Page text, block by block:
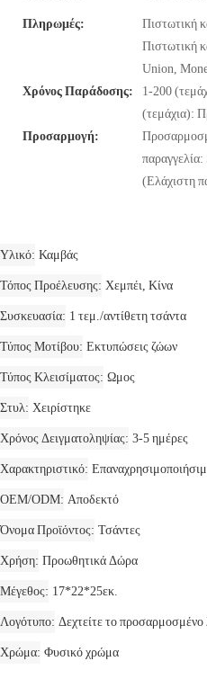
Πληρωμές:
Πιστωτική
Πιστωτική
Union,
Χρόνος Παράδοσης:
1-200
(τεμάχια):
Προσαρμογή:
(Ελάχιστη
Υλικό Καμβάς
Τόπος Προέλευσης Χεμπέι, Κίνα
Συσκευασία 1 τεμ./αντίθετη τσάντα
Τύπος Μοτίβου Εκτυπώσεις ζώων
Τύπος Κλεισίματος Ωμος
Στυλ Χειρίστηκε
Χρόνος Δειγματοληψίας 3-5 ημέρες
Χαρακτηριστικό
OEM/ODM Αποδεκτό
Όνομα Προϊόντος Τσάντες
Χρήση Προωθητικά Δώρα
Μέγεθος 17*22*25εκ.
Λογότυπο Δεχτείτε το προσαρμοσμένο
Χρώμα Φυσικό χρώμα